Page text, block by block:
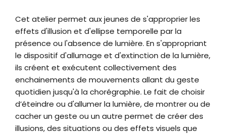
Cet atelier permet aux jeunes de s'approprier les
effets d'illusion et d'ellipse temporelle par la
présence ou l'absence de lumière. En s'appropriant
le dispositif d'allumage et d'extinction de la lumière,
ils créent et exécutent collectivement des
enchainements de mouvements allant du geste
quotidien jusqu'à la chorégraphie. Le fait de choisir
d’éteindre ou d'allumer la lumière, de montrer ou de
cacher un geste ou un autre permet de créer des
illusions, des situations ou des effets visuels que